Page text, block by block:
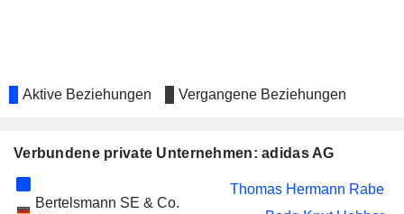
TECHNOTRANS SE
Florian Herger
CALIDA HOLDING AG
MEDIOS AG
Aktive Beziehungen Vergangene Beziehungen
Verbundene private Unternehmen: adidas AG
Bertelsmann SE & Co.
Thomas Hermann Rabe